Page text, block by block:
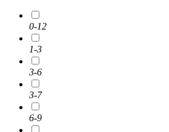
0-12
1-3
3-6
3-7
6-9